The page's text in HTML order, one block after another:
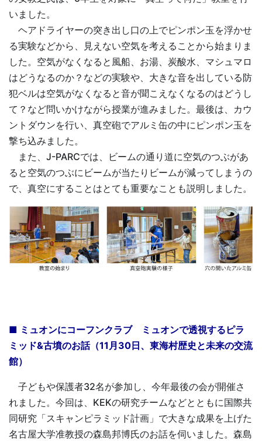
いました。
ヘアドライヤーの突き出し口の上でピンポン玉を浮かせ
る実験などから、見えない空気を考えることから始まりま
した。空気がなくなると風船、お湯、炭酸水、マシュマロ
はどうなるのか？などの実験や、大きな音を出している防
犯ベルは空気がなくなると音が聞こえなくなるのはどうし
て？など問いかけながら授業が進みました。最後は、カウ
ントダウンを行い、真空砲でアルミ缶の中にピンポン玉を
撃ち込みました。
また、J-PARCでは、ビームの通り道に空気のつぶがあ
ると空気のつぶにビームが当たりビームが減ってしまうの
で、真空にすることはとても重要なことも説明しました。
■ ミュオンにコーフンクラブ ミュオンで透視するピラ
ミッド&古墳のお話（11月30日、東海村歴史と未来の交流
館）
子どもや保護者32名が参加し、今年最後の会が開催さ
れました。今回は、KEKの研究チームなどとともに国際共
同研究「スキャンピラミッド計画」で大きな成果を上げた
名古屋大学准教授の森島邦博氏のお話を伺いました。森島